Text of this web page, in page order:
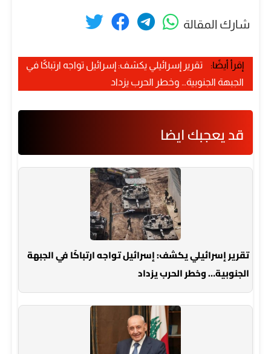
شارك المقالة
إقرأ أيضًا:
تقرير إسرائيلي يكشف: إسرائيل تواجه ارتباكًا في
الجبهة الجنوبية… وخطر الحرب يزداد
قد يعجبك ايضا
تقرير إسرائيلي يكشف: إسرائيل تواجه ارتباكًا في الجبهة
الجنوبية… وخطر الحرب يزداد